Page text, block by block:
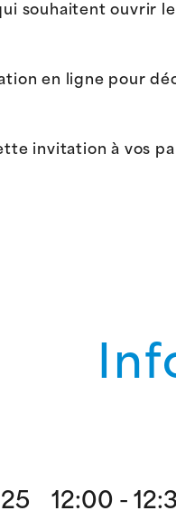
souhaitent ouvrir
en ligne pour
invitation à vos
12:00 -